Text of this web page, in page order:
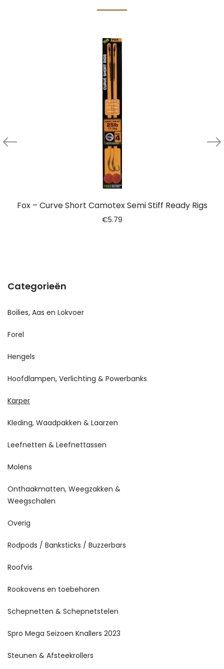
Fox – Curve Short Camotex Semi Stiff Ready Rigs
€5.79
Categorieën
Boilies, Aas en Lokvoer
Forel
Hengels
Hoofdlampen, Verlichting & Powerbanks
Karper
Kleding, Waadpakken & Laarzen
Leefnetten & Leefnettassen
Molens
Onthaakmatten, Weegzakken &
Weegschalen
Overig
Rodpods / Banksticks / Buzzerbars
Roofvis
Rookovens en toebehoren
Schepnetten & Schepnetstelen
Spro Mega Seizoen Knallers 2023
Steunen & Afsteekrollers